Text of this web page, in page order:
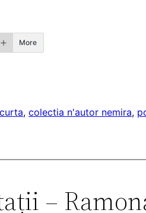
More
, colectia n'autor nemira,
–